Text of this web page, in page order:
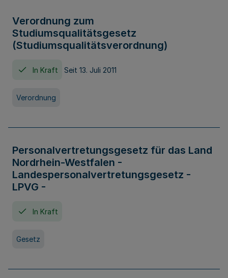
Verordnung zum
Studiumsqualitätsgesetz
(Studiumsqualitätsverordnung)
In Kraft Seit 13. Juli 2011
Verordnung
Personalvertretungsgesetz für das Land
Nordrhein-Westfalen -
Landespersonalvertretungsgesetz -
LPVG -
In Kraft
Gesetz